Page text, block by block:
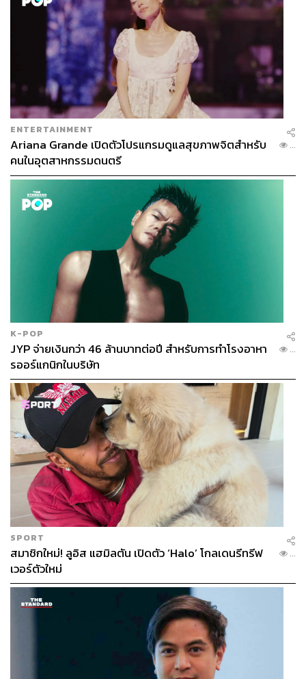
ENTERTAINMENT
Ariana Grande เปิดตัวโปรแกรมดูแลสุขภาพจิตสำหรับ
คนในอุตสาหกรรมดนตรี
...
K-POP
JYP จ่ายเงินกว่า 46 ล้านบาทต่อปี สำหรับการทำโรงอาหา
รออร์แกนิกในบริษัท
...
SPORT
สมาชิกใหม่! ลูอิส แฮมิลตัน เปิดตัว ‘Halo’ โกลเดนรีทรีฟ
เวอร์ตัวใหม่
...